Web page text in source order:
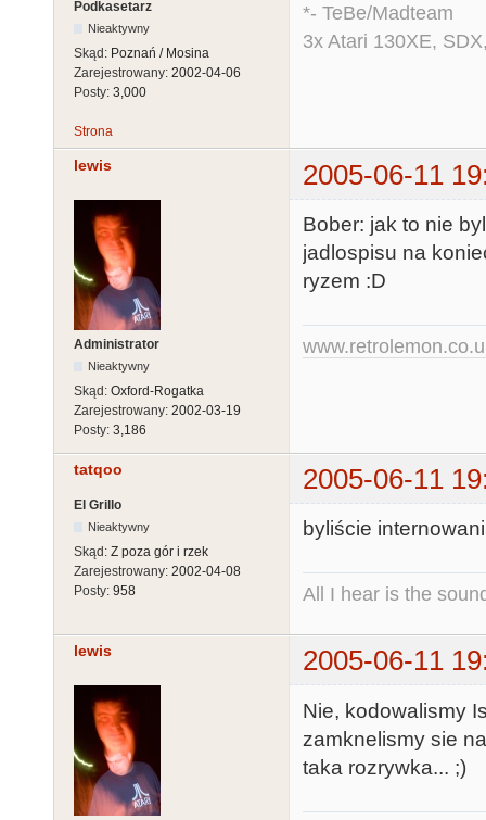
Podkasetarz
Nieaktywny
Skąd: Poznań / Mosina
Zarejestrowany: 2002-04-06
Posty: 3,000
*- TeBe/Madteam
3x Atari 130XE,
Strona
lewis 2005-06-11
Administrator
Nieaktywny
Skąd: Oxford-Rogatka
Zarejestrowany: 2002-03-19
Posty: 3,186
Bober: jak to nie
jadlospisu na
ryzem :D
tatqoo 2005-06-11
El Grillo
Nieaktywny
Skąd: Z poza gór i rzek
Zarejestrowany: 2002-04-08
Posty: 958
byliście
All I hear is the
lewis 2005-06-11
Nie, kodowalismy
zamknelismy sie
taka rozrywka... ;)